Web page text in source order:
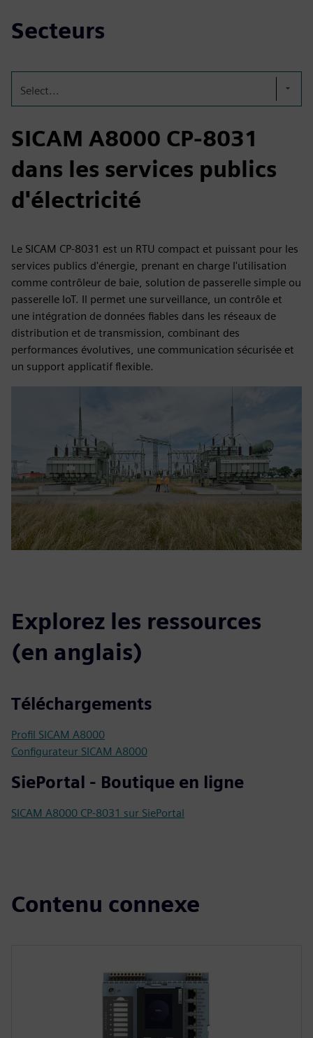
Secteurs
Select...
SICAM A8000 CP-8031
dans les services publics
d'électricité
Le SICAM CP‑8031 est un RTU compact et puissant pour les
services publics d'énergie, prenant en charge l'utilisation
comme contrôleur de baie, solution de passerelle simple ou
passerelle IoT. Il permet une surveillance, un contrôle et
une intégration de données fiables dans les réseaux de
distribution et de transmission, combinant des
performances évolutives, une communication sécurisée et
un support applicatif flexible.
Explorez les ressources
(en anglais)
Téléchargements
Profil SICAM A8000
Configurateur SICAM A8000
SiePortal - Boutique en ligne
SICAM A8000 CP-8031 sur SiePortal
Contenu connexe